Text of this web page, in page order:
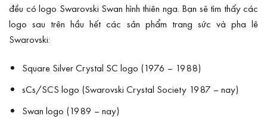
đều có logo Swarovski Swan hình thiên nga. Bạn sẽ tìm thấy các
logo sau trên hầu hết các sản phẩm trang sức và pha lê
Swarovski:
Square Silver Crystal SC logo (1976 – 1988)
sCs/SCS logo (Swarovski Crystal Society 1987 – nay)
Swan logo (1989 – nay)